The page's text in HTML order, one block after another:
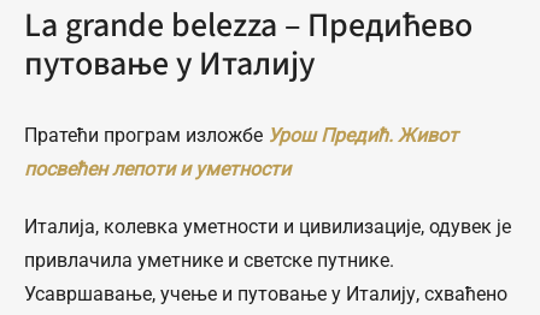
La grande belezza – Предићево
путовање у Италију
Пратећи програм изложбе Урош Предић. Живот
посвећен лепоти и уметности
Италија, колевка уметности и цивилизације, одувек је
привлачила уметнике и светске путнике.
Усавршавање, учење и путовање у Италију, схваћено